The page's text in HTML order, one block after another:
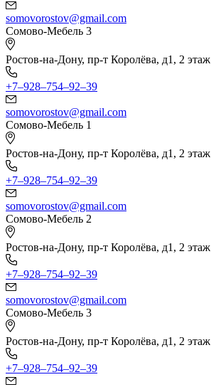
somovorostov@gmail.com
Сомово-Мебель 3
Ростов-на-Дону, пр-т Королёва, д1, 2 этаж
+7‒928‒754‒92‒39
somovorostov@gmail.com
Сомово-Мебель 1
Ростов-на-Дону, пр-т Королёва, д1, 2 этаж
+7‒928‒754‒92‒39
somovorostov@gmail.com
Сомово-Мебель 2
Ростов-на-Дону, пр-т Королёва, д1, 2 этаж
+7‒928‒754‒92‒39
somovorostov@gmail.com
Сомово-Мебель 3
Ростов-на-Дону, пр-т Королёва, д1, 2 этаж
+7‒928‒754‒92‒39